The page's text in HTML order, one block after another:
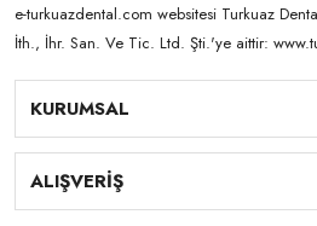
New Ace & Naperce - O2 Formu - (1
e-turkuazdental.com websitesi Turkuaz
İth., İhr. San. Ve Tic. Ltd. Şti.'ye aittir:
KURUMSAL
ALIŞVERİŞ